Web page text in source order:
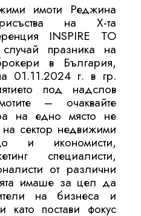
имоти Реджина
на X-та
INSPIRE TO
празника на
в България,
01.11.2024 г. в гр.
под надслов
– очаквайте
на едно място не
сектор недвижими
и икономисти,
специалисти,
от различни
имаше за цел да
на бизнеса и
като постави фокус